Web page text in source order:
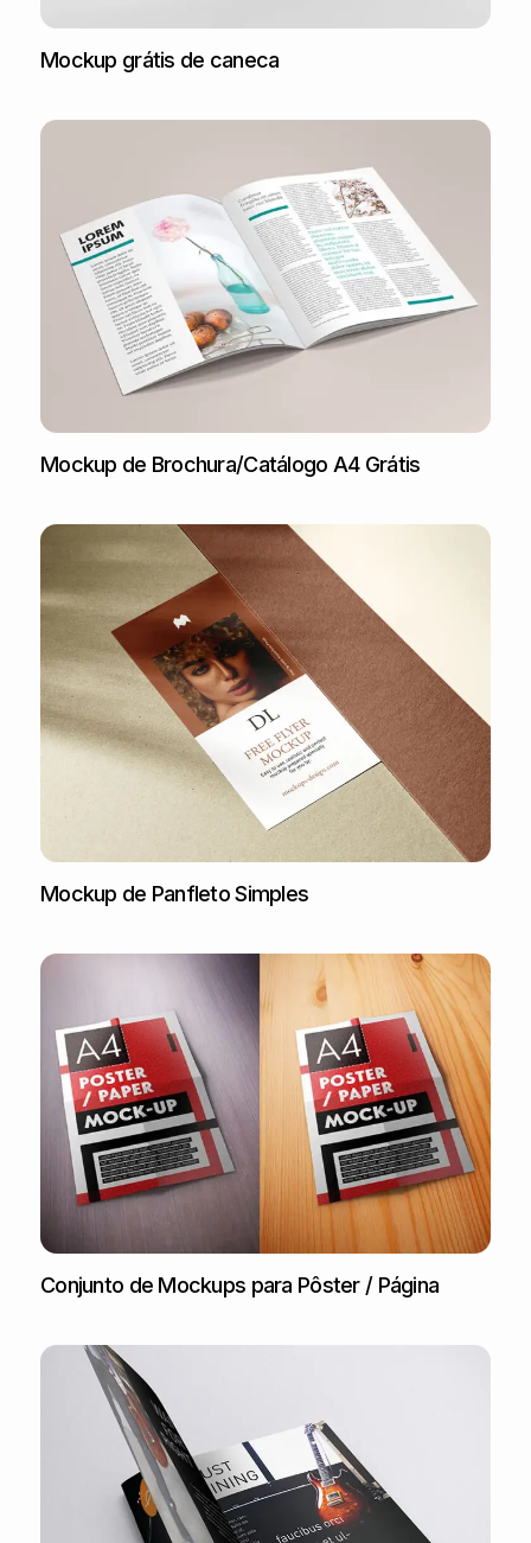
Mockup grátis de caneca
Mockup de Brochura/Catálogo A4 Grátis
Mockup de Panfleto Simples
Conjunto de Mockups para Pôster / Página